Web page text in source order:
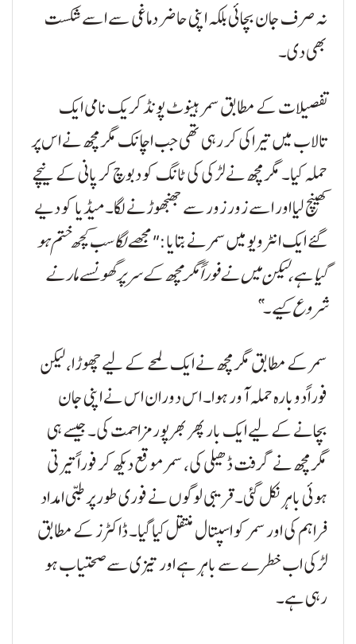
نہ صرف جان بچائی بلکہ اپنی حاضر دماغی سے اسے شکست
بھی دی۔
تفصیلات کے مطابق سمر ہینوٹ پونڈ کریک نامی ایک
تالاب میں تیراکی کر رہی تھی جب اچانک مگرمچھ نے اس پر
حملہ کیا۔ مگرمچھ نے لڑکی کی ٹانگ کو دبوچ کر پانی کے نیچے
کھینچ لیا اور اسے زور زور سے جھنجھوڑنے لگا۔ میڈیا کو دیے
گئے ایک انٹرویو میں سمر نے بتایا:"مجھے لگا سب کچھ ختم ہو
گیا ہے، لیکن میں نے فوراً مگرمچھ کے سر پر گھونسے مارنے
شروع کیے۔”
سمر کے مطابق مگرمچھ نے ایک لمحے کے لیے چھوڑا، لیکن
فوراً دوبارہ حملہ آور ہوا۔ اس دوران اس نے اپنی جان
بچانے کے لیے ایک بار پھر بھرپور مزاحمت کی۔ جیسے ہی
مگرمچھ نے گرفت ڈھیلی کی، سمر موقع دیکھ کر فوراً تیرتی
ہوئی باہر نکل گئی۔ قریبی لوگوں نے فوری طور پر طبی امداد
فراہم کی اور سمر کو اسپتال منتقل کیا گیا۔ ڈاکٹرز کے مطابق
لڑکی اب خطرے سے باہر ہے اور تیزی سے صحتیاب ہو
رہی ہے۔